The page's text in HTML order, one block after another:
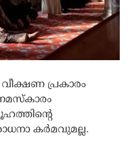
പ്രകാരം
കര്‍മവുമല്ല.